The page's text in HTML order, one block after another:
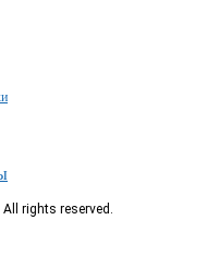
rights reserved.